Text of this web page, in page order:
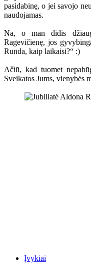
pasidabinę, o jei savojo
naudojamas.
Na, o man didis
Ragevičienę, jos
Runda, kaip laikaisi?“ :)
Ačiū, kad tuomet
Sveikatos Jums, vienybės
Įvykiai